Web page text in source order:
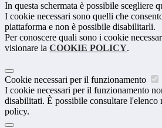
In questa schermata è possibile scegliere
I cookie necessari sono quelli che
piattaforma e non è possibile disabilitarli.
Per conoscere quali sono i cookie
visionare la COOKIE POLICY.
Cookie necessari per il funzionamento
I cookie necessari per il funzionamento
disabilitati. È possibile consultare l'elenco
policy.